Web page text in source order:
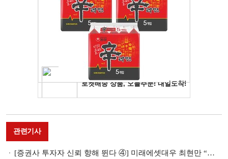
관련기사
[증권사 투자자 신뢰 향해 뛴다 ④] 미래에셋대우 최현만 “고객동맹 정신으로 고객에 감동”